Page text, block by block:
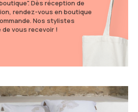
Dès réception de
rendez-vous en boutique
Nos stylistes
vous recevoir !